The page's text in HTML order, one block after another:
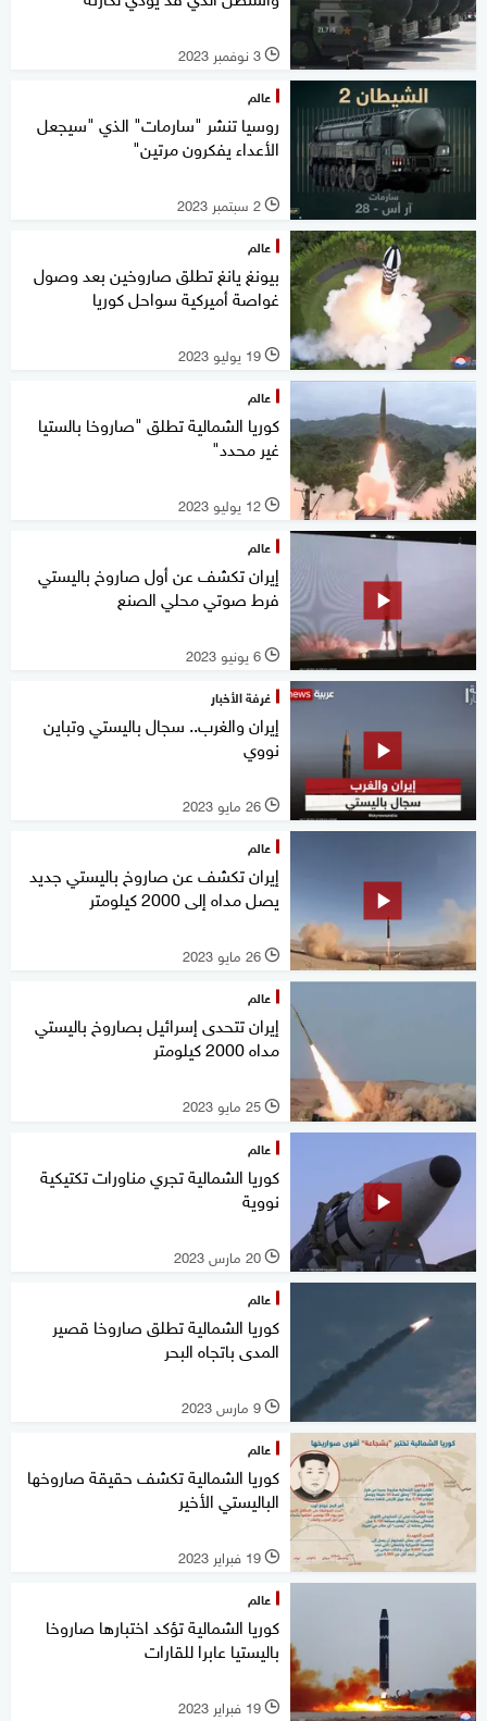
l 3 نوفمبر 2023
عالم
روسيا تنشر "سارمات" الذي "سيجعل
الأعداء يفكرون مرتين"
l 2 سبتمبر 2023
عالم
بيونغ يانغ تطلق صاروخين بعد وصول
غواصة أميركية سواحل كوريا
l 19 يوليو 2023
عالم
كوريا الشمالية تطلق "صاروخا بالستيا
غير محدد"
l 12 يوليو 2023
عالم
إيران تكشف عن أول صاروخ باليستي
فرط صوتي محلي الصنع
l 6 يونيو 2023
غرفة الأخبار
إيران والغرب.. سجال باليستي وتباين
نووي
l 26 مايو 2023
عالم
إيران تكشف عن صاروخ باليستي جديد
يصل مداه إلى 2000 كيلومتر
l 26 مايو 2023
عالم
إيران تتحدى إسرائيل بصاروخ باليستي
مداه 2000 كيلومتر
l 25 مايو 2023
عالم
كوريا الشمالية تجري مناورات تكتيكية
نووية
l 20 مارس 2023
عالم
كوريا الشمالية تطلق صاروخا قصير
المدى باتجاه البحر
l 9 مارس 2023
عالم
كوريا الشمالية تكشف حقيقة صاروخها
الباليستي الأخير
l 19 فبراير 2023
عالم
كوريا الشمالية تؤكد اختبارها صاروخا
باليستيا عابرا للقارات
l 19 فبراير 2023